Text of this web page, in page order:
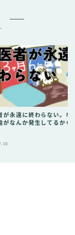
が永遠に終わらない。な
がなんか発生してるから!